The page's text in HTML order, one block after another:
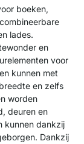
boeken,
lades.
en
voor
kunnen met
en zelfs
worden
deuren en
kunnen dankzij
Dankzij